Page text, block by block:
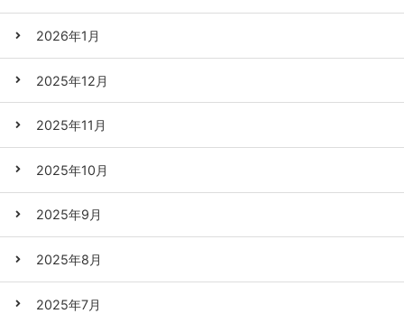
2026年1月
2025年12月
2025年11月
2025年10月
2025年9月
2025年8月
2025年7月